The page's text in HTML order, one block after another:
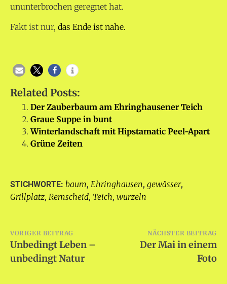
ununterbrochen geregnet hat.
Fakt ist nur, das Ende ist nahe.
Related Posts:
Der Zauberbaum am Ehringhausener Teich
Graue Suppe in bunt
Winterlandschaft mit Hipstamatic Peel-Apart
Grüne Zeiten
STICHWORTE: baum, Ehringhausen, gewässer,
Grillplatz, Remscheid, Teich, wurzeln
Beitragsnavigation
VORIGER BEITRAG
Unbedingt Leben –
unbedingt Natur
NÄCHSTER BEITRAG
Der Mai in einem
Foto